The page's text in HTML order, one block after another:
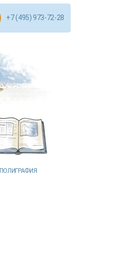
+7 (495) 973-72-28
ПОЛИГРАФИЯ